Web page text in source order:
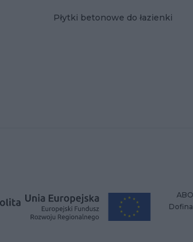
Płytki betonowe do łazienki